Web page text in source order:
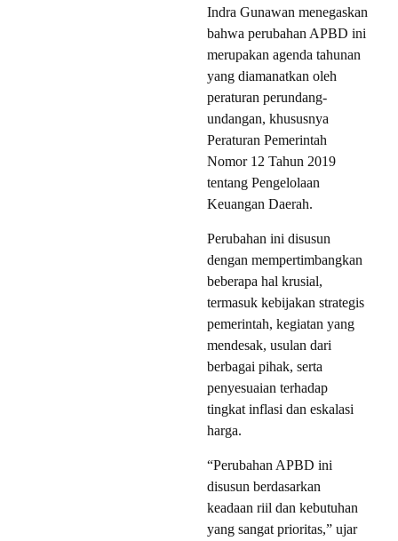
Indra Gunawan menegaskan
bahwa perubahan APBD ini
merupakan agenda tahunan
yang diamanatkan oleh
peraturan perundang-
undangan, khususnya
Peraturan Pemerintah
Nomor 12 Tahun 2019
tentang Pengelolaan
Keuangan Daerah.
Perubahan ini disusun
dengan mempertimbangkan
beberapa hal krusial,
termasuk kebijakan strategis
pemerintah, kegiatan yang
mendesak, usulan dari
berbagai pihak, serta
penyesuaian terhadap
tingkat inflasi dan eskalasi
harga.
“Perubahan APBD ini
disusun berdasarkan
keadaan riil dan kebutuhan
yang sangat prioritas,” ujar